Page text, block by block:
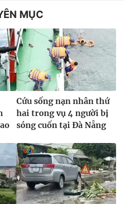
MỤC
Cứu sống nạn nhân thứ
hai trong vụ 4 người bị
sóng cuốn tại Đà Nẵng